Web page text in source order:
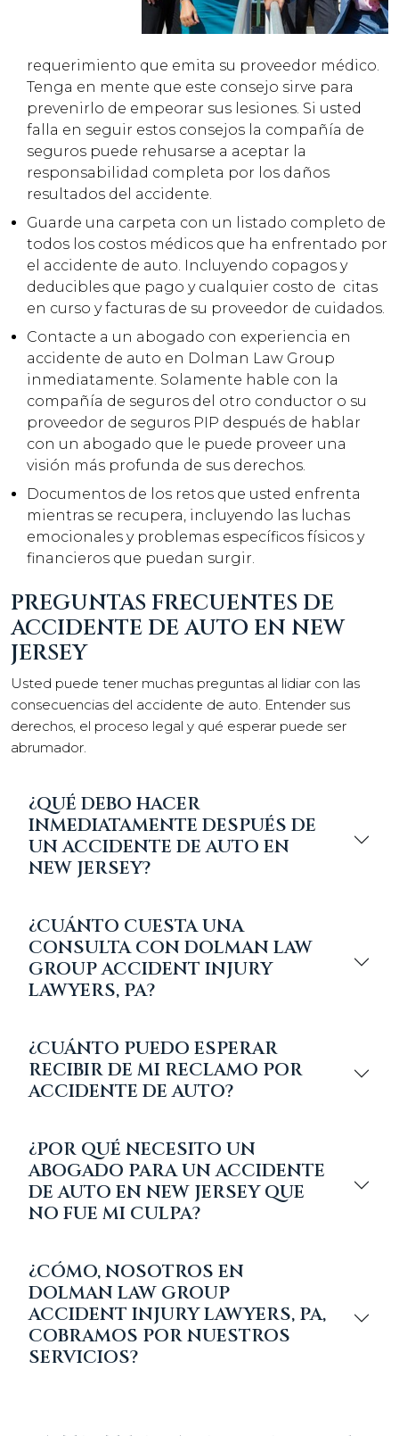
requerimiento que emita su proveedor médico.
Tenga en mente que este consejo sirve para
prevenirlo de empeorar sus lesiones. Si usted
falla en seguir estos consejos la compañía de
seguros puede rehusarse a aceptar la
responsabilidad completa por los daños
resultados del accidente.
Guarde una carpeta con un listado completo de
todos los costos médicos que ha enfrentado por
el accidente de auto. Incluyendo copagos y
deducibles que pago y cualquier costo de citas
en curso y facturas de su proveedor de cuidados.
Contacte a un abogado con experiencia en
accidente de auto en Dolman Law Group
inmediatamente. Solamente hable con la
compañía de seguros del otro conductor o su
proveedor de seguros PIP después de hablar
con un abogado que le puede proveer una
visión más profunda de sus derechos.
Documentos de los retos que usted enfrenta
mientras se recupera, incluyendo las luchas
emocionales y problemas específicos físicos y
financieros que puedan surgir.
PREGUNTAS FRECUENTES DE
ACCIDENTE DE AUTO EN NEW
JERSEY
Usted puede tener muchas preguntas al lidiar con las
consecuencias del accidente de auto. Entender sus
derechos, el proceso legal y qué esperar puede ser
abrumador.
¿QUÉ DEBO HACER
INMEDIATAMENTE DESPUÉS DE
UN ACCIDENTE DE AUTO EN
NEW JERSEY?
¿CUÁNTO CUESTA UNA
CONSULTA CON DOLMAN LAW
GROUP ACCIDENT INJURY
LAWYERS, PA?
¿CUÁNTO PUEDO ESPERAR
RECIBIR DE MI RECLAMO POR
ACCIDENTE DE AUTO?
¿POR QUÉ NECESITO UN
ABOGADO PARA UN ACCIDENTE
DE AUTO EN NEW JERSEY QUE
NO FUE MI CULPA?
¿CÓMO, NOSOTROS EN
DOLMAN LAW GROUP
ACCIDENT INJURY LAWYERS, PA,
COBRAMOS POR NUESTROS
SERVICIOS?